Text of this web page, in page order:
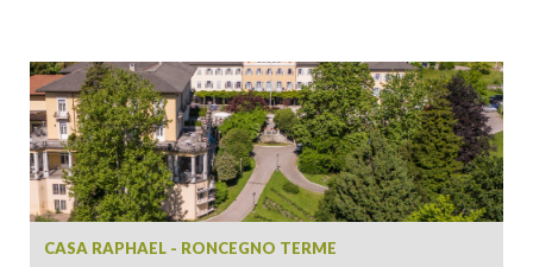
CASA RAPHAEL - RONCEGNO TERME